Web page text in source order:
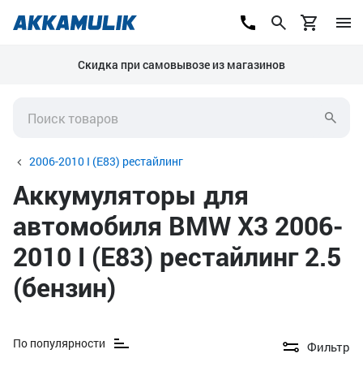
Скидка при самовывозе из магазинов
2006-2010 I (E83) рестайлинг
Аккумуляторы для
автомобиля BMW X3 2006-
2010 I (E83) рестайлинг 2.5
(бензин)
По популярности Фильтр